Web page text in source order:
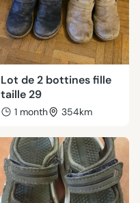
Lot de 2 bottines fille
taille 29
1 month 354km